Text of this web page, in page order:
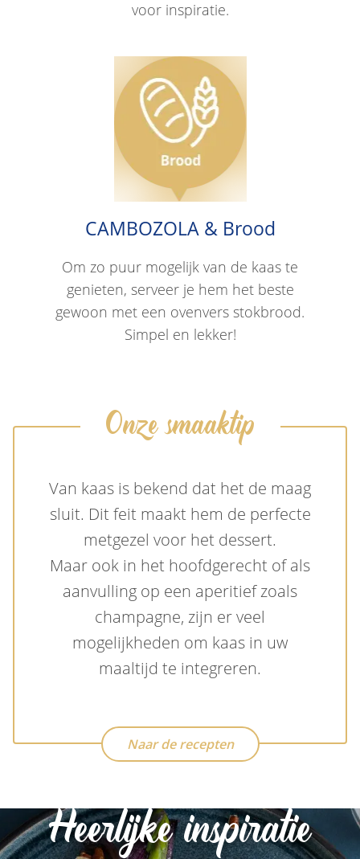
voor inspiratie.
CAMBOZOLA & Brood
Om zo puur mogelijk van de kaas te
genieten, serveer je hem het beste
gewoon met een ovenvers stokbrood.
Simpel en lekker!
Onze smaaktip
Van kaas is bekend dat het de maag
sluit. Dit feit maakt hem de perfecte
metgezel voor het dessert.
Maar ook in het hoofdgerecht of als
aanvulling op een aperitief zoals
champagne, zijn er veel
mogelijkheden om kaas in uw
maaltijd te integreren.
Naar de recepten
Heerlijke inspiratie